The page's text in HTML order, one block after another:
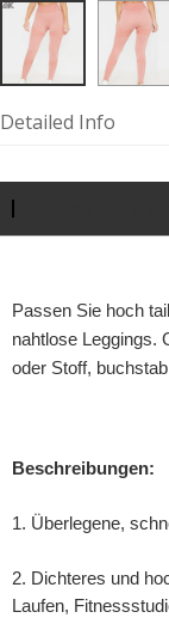
Detailed Info
Passen Sie hoch
nahtlose Leggings.
oder Stoff,
Beschreibungen:
1. Überlegene,
2. Dichteres und
Laufen,